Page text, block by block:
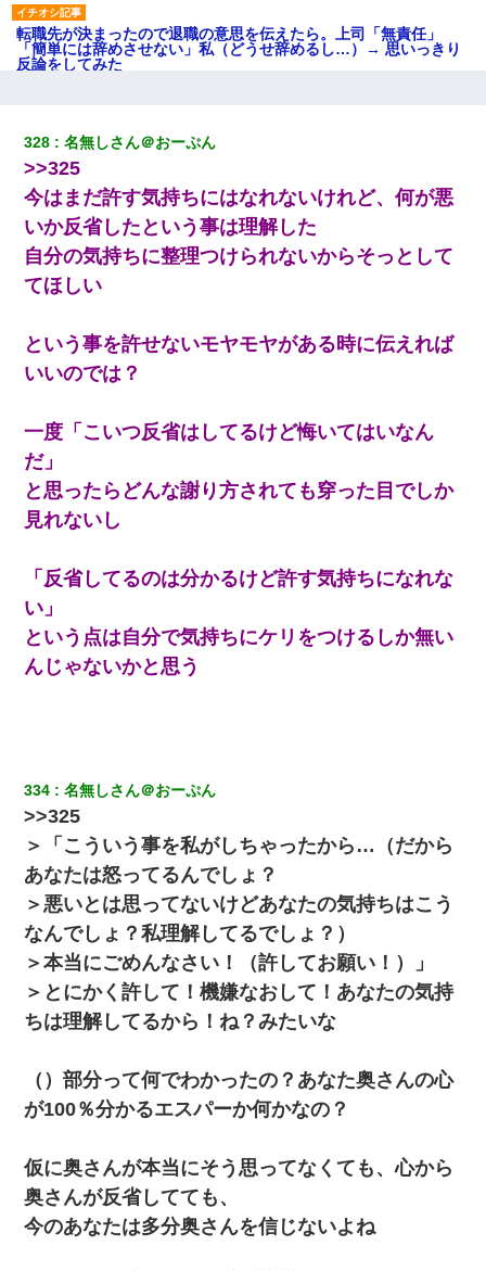
転職先が決まったので退職の意思を伝えたら。上司「無責任」
「簡単には辞めさせない」私（どうせ辞めるし…）→ 思いっきり
反論をしてみた
年の暮れに突然息子が職場を訪ねてきた。
彼女にプロポーズしてOK貰った俺、告げられた結婚条件にブチ切
れて無事婚約破棄・・・
【唖然】帰宅したら旦那のスポーツカーが消えていた。警察『目
立つし、すぐ見つかるかもしれません』→ 数時間後・・警察『××
さんご存じですか？』
テレワーク上司「会議中はカメラ付けろ！」女社員「え、事前連
絡無しは無理」上司「いいから付けろ！」→
[緊急]ベロベロの女に声をかけて行為してきた結果
生保レディと行為する為に駆け引きしてみた結果ｗｗｗｗｗｗｗ
ｗｗｗｗｗ
け」というタイトルで画像が送られてきた
彼女(美人女医)にネックレスをプレゼント。「こんな安物を渡すく
らいなら、渡さないほうがマシだからね」→ ６０万したと話した
ら・・・
朝起きたら嫁がいなかった。俺（嫁も嫁実家も電話に出ない…不
安だ）→ 仕事を早退して帰宅すると、嫁と嫁両親と知らない男が
２人・・・
子供の頃、母の弟にイタズラされてて中学に入ってから関係を持
ってしまった。拒絶したら「全部バラしてやる」と脅迫されたの
で両親に全部話した。
200万を貸したコウトから、追加で400万の申し込み、私「無理。
義弟より娘たちが大事」旦那「娘たちが成人したら別れよう」私
（は？）
きます！」
彼女との行為を録画した結果→衝撃の事実が判明したｗｗｗｗｗ
ｗ
328 名無しさん＠おーぷん
>>325
今はまだ許す気持ちにはなれないけれど、何が悪
いか反省したという事は理解した
自分の気持ちに整理つけられないからそっとして
てほしい
という事を許せないモヤモヤがある時に伝えれば
いいのでは？
一度「こいつ反省はしてるけど悔いてはいなん
だ」
と思ったらどんな謝り方されても穿った目でしか
見れないし
「反省してるのは分かるけど許す気持ちになれな
い」
という点は自分で気持ちにケリをつけるしか無い
んじゃないかと思う
334 名無しさん＠おーぷん
>>325
＞「こういう事を私がしちゃったから…（だから
あなたは怒ってるんでしょ？
＞悪いとは思ってないけどあなたの気持ちはこう
なんでしょ？私理解してるでしょ？）
＞本当にごめんなさい！（許してお願い！）」
＞とにかく許して！機嫌なおして！あなたの気持
ちは理解してるから！ね？みたいな
（）部分って何でわかったの？あなた奥さんの心
が100％分かるエスパーか何かなの？
仮に奥さんが本当にそう思ってなくても、心から
奥さんが反省してても、
今のあなたは多分奥さんを信じないよね